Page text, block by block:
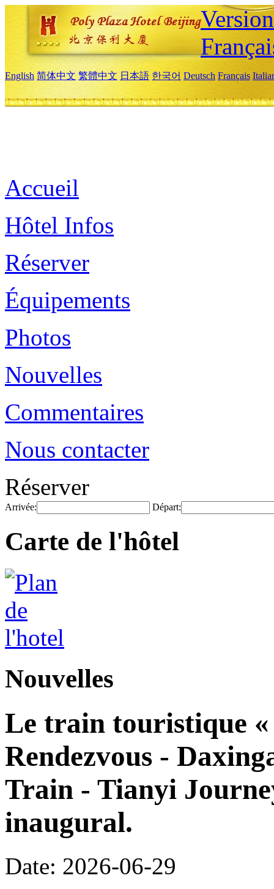
English 简体中文 繁體中文 日本語 한국어 Deutsch Français
Accueil
Hôtel Infos
Réserver
Équipements
Photos
Nouvelles
Commentaires
Nous contacter
Réserver
Arrivée: Départ:
Carte de l'hôtel
Nouvelles
Le train touristique
Rendezvous -
Train - Tianyi
inaugural.
Date: 2026-06-29